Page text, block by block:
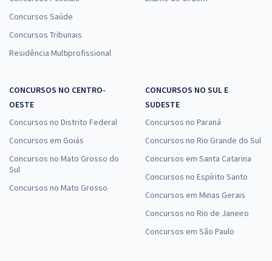
Concursos Saúde
Concursos Tribunais
Residência Multiprofissional
CONCURSOS NO CENTRO-
OESTE
Concursos no Distrito Federal
Concursos em Goiás
Concursos no Mato Grosso do
Sul
Concursos no Mato Grosso
CONCURSOS NO SUL E
SUDESTE
Concursos no Paraná
Concursos no Rio Grande do Sul
Concursos em Santa Catarina
Concursos no Espírito Santo
Concursos em Minas Gerais
Concursos no Rio de Janeiro
Concursos em São Paulo